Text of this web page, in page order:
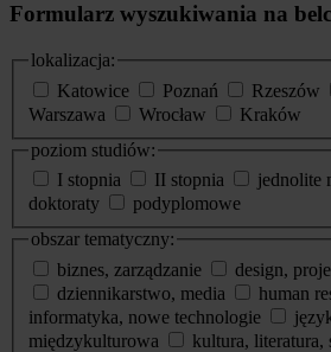
Formularz wyszukiwania na
lokalizacja:
Katowice
Poznań Rzeszów
Warszawa
Wrocław
Kraków
poziom studiów:
I stopnia
II stopnia
jednolite
doktoraty
podyplomowe
obszar tematyczny:
biznes, zarządzanie
design,
dziennikarstwo, media
human
informatyka, nowe technologie
międzykulturowa
kultura, literatura,